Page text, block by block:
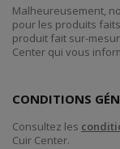
Malheureusement,
pour les produits
produit fait sur-
Center qui vous
CONDITIONS
Consultez les
Cuir Center.